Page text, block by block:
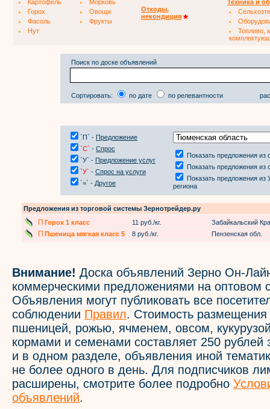
Картофель
Морковь
Горох
Овощи
Фасоль
Фрукты
Нут
Отходы,
некондиция
Техника и
Топливо,
Поиск по доске объявлений
Сортировать: по дате по релевантности
`П` - Предложение
`С` - Спрос
`У` - Предложение услуг
`У` - Спрос на услуги
`=` - Другое
Показать предложения из
Показать предложения из
Показать предложения из
региона
Предложения из торговой системы Зернотрейдер.ру
П Горох 1 класс 11 руб./кг. Забайкальский
П Пшеница мягкая класс 5 8 руб./кг. Пензенская обл.
Внимание! Доска объявлений Зерно Он-
коммерческими предложениями на оптовом
Объявления могут публиковать все
соблюдении Правил. Стоимость
пшеницей, рожью, ячменем, овсом,
кормами и семенами составляет 250 рублей
и в одном разделе, объявления иной
не более одного в день. Для подписчиков
расширены, смотрите более подробно
объявлений.